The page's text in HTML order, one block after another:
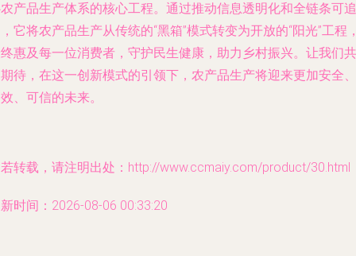
产品生产体系的核心工程。通过推动信息透明化和全链条可追
它将农产品生产从传统的“黑箱”模式转变为开放的“阳光”工程
惠及每一位消费者，守护民生健康，助力乡村振兴。让我们共
待，在这一创新模式的引领下，农产品生产将迎来更加安全、
、可信的未来。
转载，请注明出处：http://www.ccmaiy.com/product/30.html
时间：2026-08-06 00:33:20